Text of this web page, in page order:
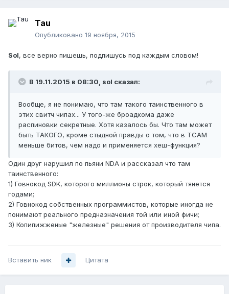
Tau
Опубликовано 19 ноября, 2015
Sol, все верно пишешь, подпишусь под каждым словом!
В 19.11.2015 в 08:30, sol сказал:
Вообще, я не понимаю, что там такого таинственного в
этих свитч чипах... У того-же броадкома даже
распиновки секретные. Хотя казалось бы. Что там может
быть ТАКОГО, кроме стыдной правды о том, что в TCAM
меньше битов, чем надо и применяется хеш-функция?
Один друг нарушил по пьяни NDA и рассказал что там
таинственного:
1) Говнокод SDK, которого миллионы строк, который тянется
годами;
2) Говнокод собственных программистов, которые иногда не
понимают реального предназначения той или иной фичи;
3) Копипижженые "железные" решения от производителя чипа.
Вставить ник Цитата